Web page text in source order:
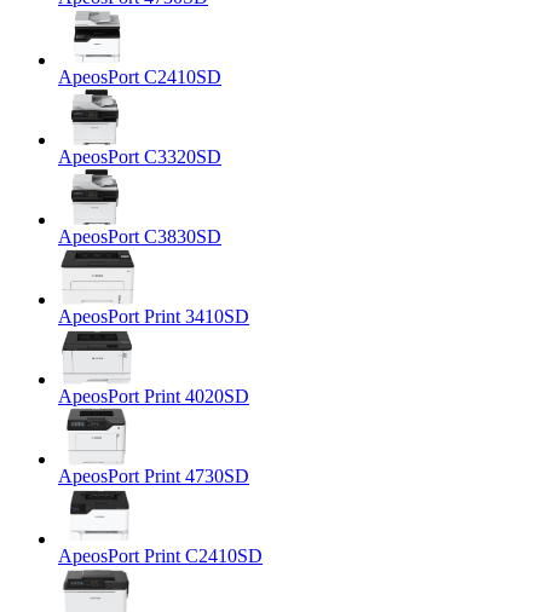
ApeosPort C2410SD
ApeosPort C3320SD
ApeosPort C3830SD
ApeosPort Print 3410SD
ApeosPort Print 4020SD
ApeosPort Print 4730SD
ApeosPort Print C2410SD